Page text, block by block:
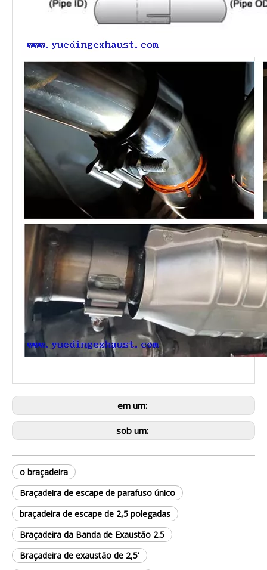
em um:
sob um:
o braçadeira
Braçadeira de escape de parafuso único
braçadeira de escape de 2,5 polegadas
Braçadeira da Banda de Exaustão 2.5
Braçadeira de exaustão de 2,5'